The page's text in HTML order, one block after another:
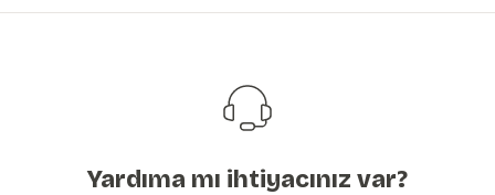
Bu ürüne benzer farklı alternatifler olmalı.
Yardıma mı ihtiyacınız var?